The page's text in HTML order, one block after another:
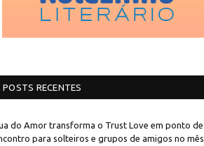
POSTS RECENTES
do Amor transforma o Trust Love em ponto de
para solteiros e grupos de amigos no mês